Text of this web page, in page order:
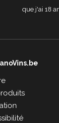
que j'ai 18